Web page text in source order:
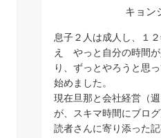
キョン
息子２人は成人し、１
え やっと自分の時間
り、ずっとやろうと思
始めました。
現在旦那と会社経営（
が、スキマ時間にブログ
読者さんに寄り添った